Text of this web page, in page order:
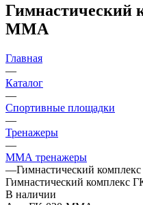
Гимнастический
ММА
Главная
—
Каталог
—
Спортивные площадки
—
Тренажеры
—
ММА тренажеры
—Гимнастический
Гимнастический комплекс
В наличии